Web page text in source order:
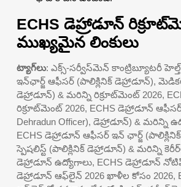
ECHS డెహ్రాడూన్
ముఖ్యమైన లింకులు
ట్యాగ్‌లు: ఎక్స్-సర్వీస్‌మెన్ కాంట్రిబ్యూటరీ
ఇన్‌ఛార్జ్ ఆఫీసర్ (పాలిక్లినిక్ డెహ్రాడూన్),
డెహ్రాడూన్) & మరిన్ని రిక్రూట్‌మెంట్ 2026,
రిక్రూట్‌మెంట్ 2026, ECHS డెహ్రాడూన్
Dehradun Officer), డెహ్రాడూన్) & మరిన్ని
ECHS డెహ్రాడూన్ ఆఫీసర్ ఇన్ ఛార్జ్
స్పెషలిస్ట్ (పాలిక్లినిక్ డెహ్రాడూన్) & మరిన్ని
డెహ్రాడూన్ ఉద్యోగాలు, ECHS డెహ్రాడూన్
డెహ్రాడూన్ ఆఫ్‌లైన్ 2026 ఖాళీల కోసం 2026,